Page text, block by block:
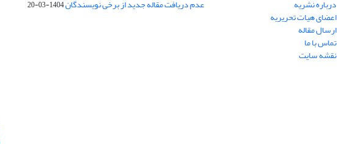
درباره نشریه
اعضای هیات تحریریه
ارسال مقاله
تماس با ما
نقشه سایت
عدم دریافت مقاله جدید از برخی نویسندگان1404-03-20